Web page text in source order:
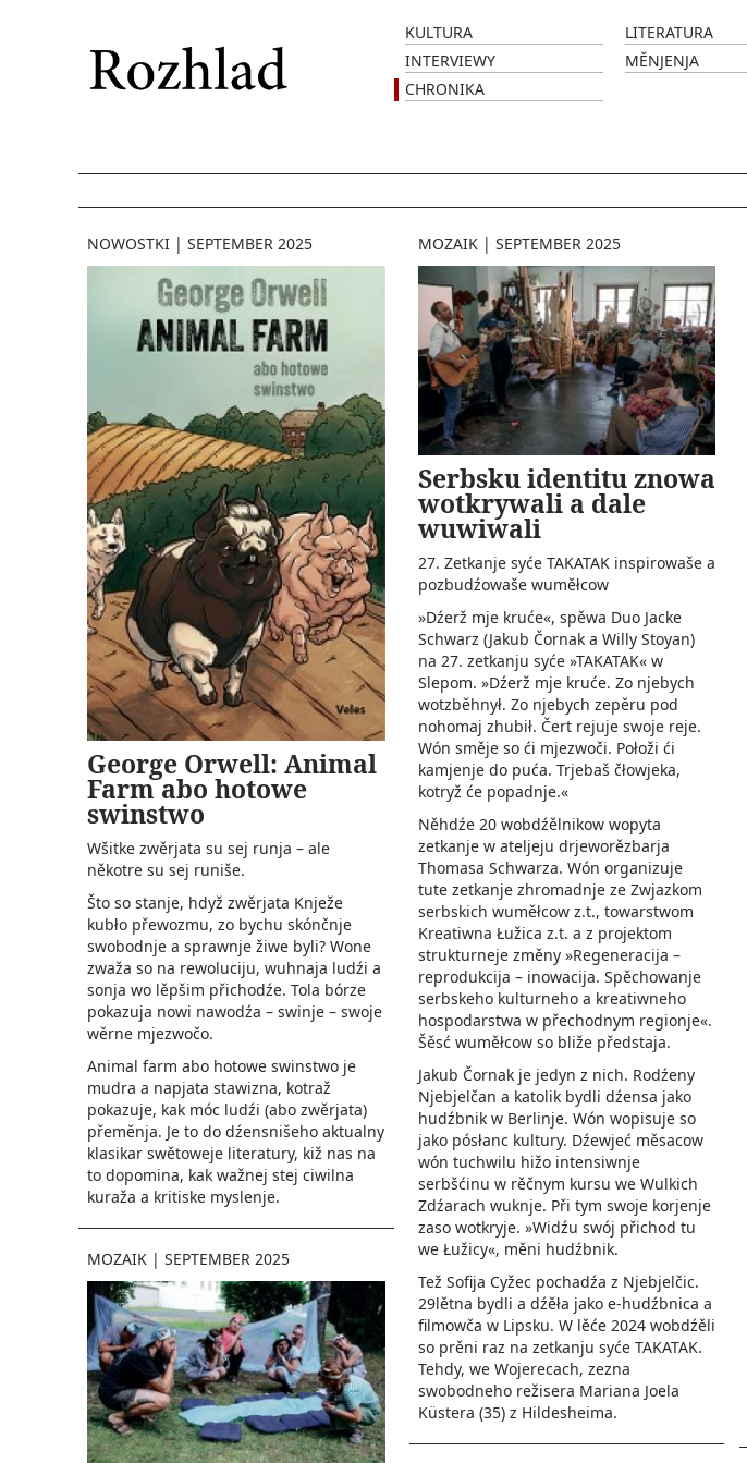
KULTURA
LITERATURA
INTERVIEWY
MĚNJENJA
CHRONIKA
NOWOSTKI | SEPTEMBER 2025
George Orwell: Animal
Farm abo hotowe
swinstwo
Wšitke zwěrjata su sej runja – ale
někotre su sej runiše.
Što so stanje, hdyž zwěrjata Knježe
kubło přewozmu, zo bychu­ skónčnje
swobodnje a sprawnje žiwe byli? Wone
zwaža so na rewoluciju, wuhnaja ludźi a
sonja wo lěpšim přichodźe. Tola bórze
pokazuja nowi nawodźa – swinje – swoje
wěrne mjezwočo.
Animal farm abo hotowe swinstwo je
mudra a napjata stawizna, kotraž
pokazuje, kak móc ludźi (abo zwěrjata)
přeměnja. Je to do dźensnišeho aktualny
klasikar swětoweje literatury, kiž nas na
to dopomina, kak wažnej stej ciwilna
kuraža a kritiske myslenje.
MOZAIK | SEPTEMBER 2025
MOZAIK| SEPTEMBER 2025
Serbsku identitu znowa
wotkrywali a dale
wuwiwali
27. Zetkanje syće TAKATAK inspirowaše a
pozbudźowaše wuměłcow
»Dźerž mje kruće«, spěwa Duo Jacke
Schwarz (Jakub Čornak a Willy Stoyan)
na 27. zetkanju syće »TAKATAK« w
Slepom. »Dźerž mje kruće. Zo njebych
wotzběhnył. Zo njebych zepěru pod
nohomaj zhubił. Čert rejuje swoje reje.
Wón směje so ći mjezwoči. Połoži ći
kamjenje do puća. Trjebaš čłowjeka,
kotryž će popadnje.«
Něhdźe 20 wobdźělnikow wopyta
zetkanje w ateljeju drjeworězbarja
Thomasa Schwarza. Wón organizuje
tute zetkanje zhromadnje ze Zwjazkom
serbskich wuměłcow z.t., towarstwom
Kreatiwna Łužica z.t. a z projektom
strukturneje změny »Regeneracija –
reprodukcija – inowacija. Spěchowanje
serbskeho kulturneho a kreatiwneho
hospodarstwa w přechodnym regionje«.
Šěsć wuměłcow so bliže předstaja.
Jakub Čornak je jedyn z nich. Rodźeny
Njebjelčan a katolik bydli dźensa jako
hudźbnik w Berlinje. Wón wopisuje so
jako pósłanc kultury. Dźewjeć měsacow
wón tuchwilu hižo intensiwnje
serbšćinu w rěčnym kursu we Wulkich
Zdźarach wuknje. Při tym swoje korjenje
zaso wotkryje. »Widźu swój přichod tu
we Łužicy«, měni hudźbnik.
Tež Sofija Cyžec pochadźa z Njebjelčic.
29lětna bydli a dźěła jako e-hudźbnica a
filmowča w Lipsku. W lěće 2024 wobdźěli
so prěni raz na zetkanju syće TAKATAK.
Tehdy, we Wojerecach, zezna
swobodneho režisera Mariana Joela
Küstera­ (35) z Hildesheima.